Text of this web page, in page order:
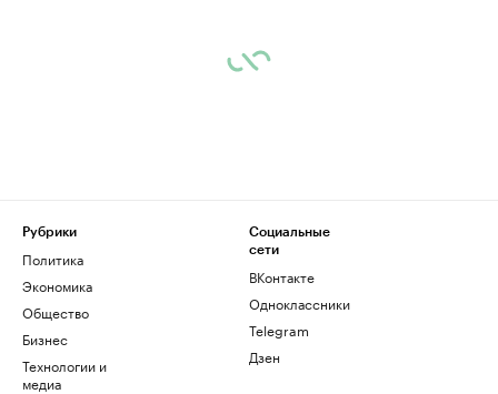
Рубрики
Политика
Экономика
Общество
Бизнес
Технологии и
медиа
Социальные
сети
ВКонтакте
Одноклассники
Telegram
Дзен